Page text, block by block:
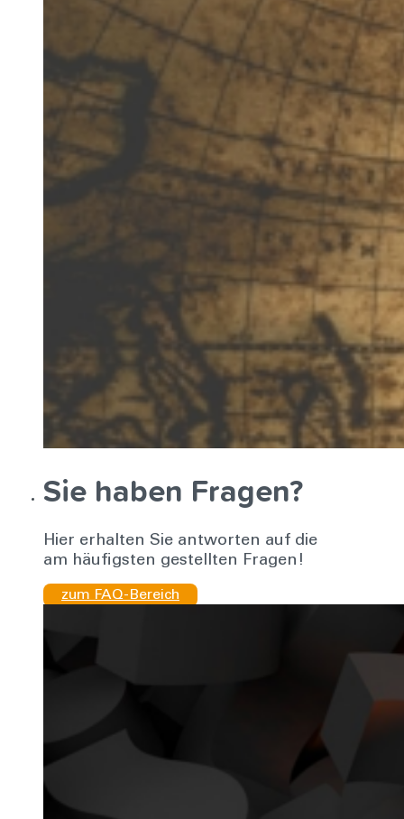
Sie haben Fragen?
Hier erhalten Sie antworten auf die
am häufigsten gestellten Fragen!
zum FAQ-Bereich